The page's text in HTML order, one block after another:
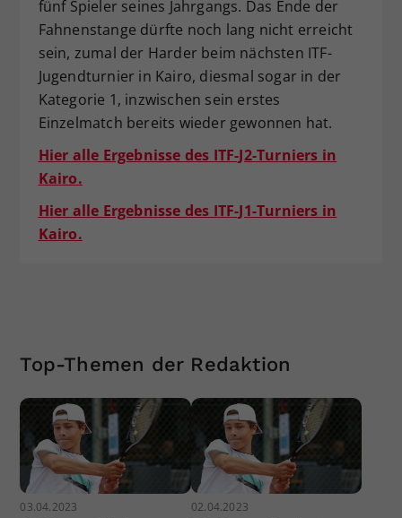
fünf Spieler seines Jahrgangs. Das Ende der
Fahnenstange dürfte noch lang nicht erreicht
sein, zumal der Harder beim nächsten ITF-
Jugendturnier in Kairo, diesmal sogar in der
Kategorie 1, inzwischen sein erstes
Einzelmatch bereits wieder gewonnen hat.
Hier alle Ergebnisse des ITF-J2-Turniers in
Kairo.
Hier alle Ergebnisse des ITF-J1-Turniers in
Kairo.
Top-Themen der Redaktion
03.04.2023 02.04.2023